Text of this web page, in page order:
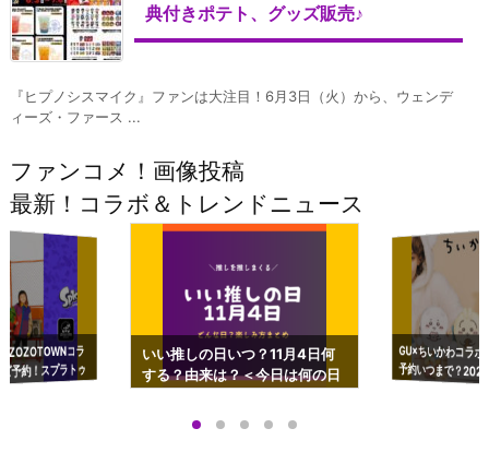
典付きポテト、グッズ販売♪
『ヒプノシスマイク』ファンは大注目！6月3日（火）から、ウェンデ
ィーズ・ファース ...
ファンコメ！画像投稿
最新！コラボ＆トレンドニュース
コラ
予約！スプラトゥ
ップも渋谷Hz
いい推しの日いつ？11月4日何
する？由来は？＜今日は何の日
＞
GU×ちいかわコラ
予約いつまで？
ーチやショルダー